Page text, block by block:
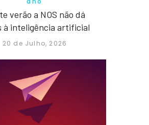
verão a NOS não dá
à inteligência artificial
20 de Julho, 2026